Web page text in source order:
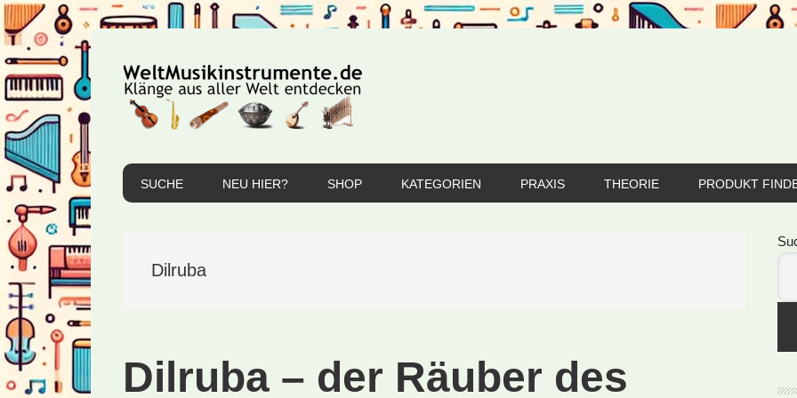
Zur
Hauptnavigation
springen
Zum
Inhalt
springen
Zur
Seitenspalte
springen
SUCHE NEU HIER? SHOP KATEGORIEN PRAXIS THEORIE PRODUKT
Dilruba
Dilruba – der Räuber des